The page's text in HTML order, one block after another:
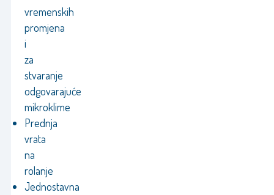
vremenskih
promjena
i
za
stvaranje
odgovarajuće
mikroklime
Prednja
vrata
na
rolanje
Jednostavna